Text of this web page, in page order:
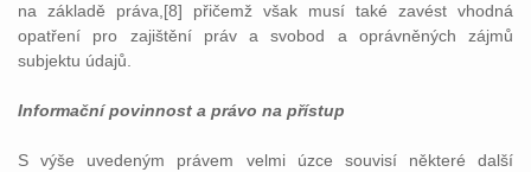
na základě práva,[8] přičemž však musí také zavést vhodná
opatření pro zajištění práv a svobod a oprávněných zájmů
subjektu údajů.
Informační povinnost a právo na přístup
S výše uvedeným právem velmi úzce souvisí některé další